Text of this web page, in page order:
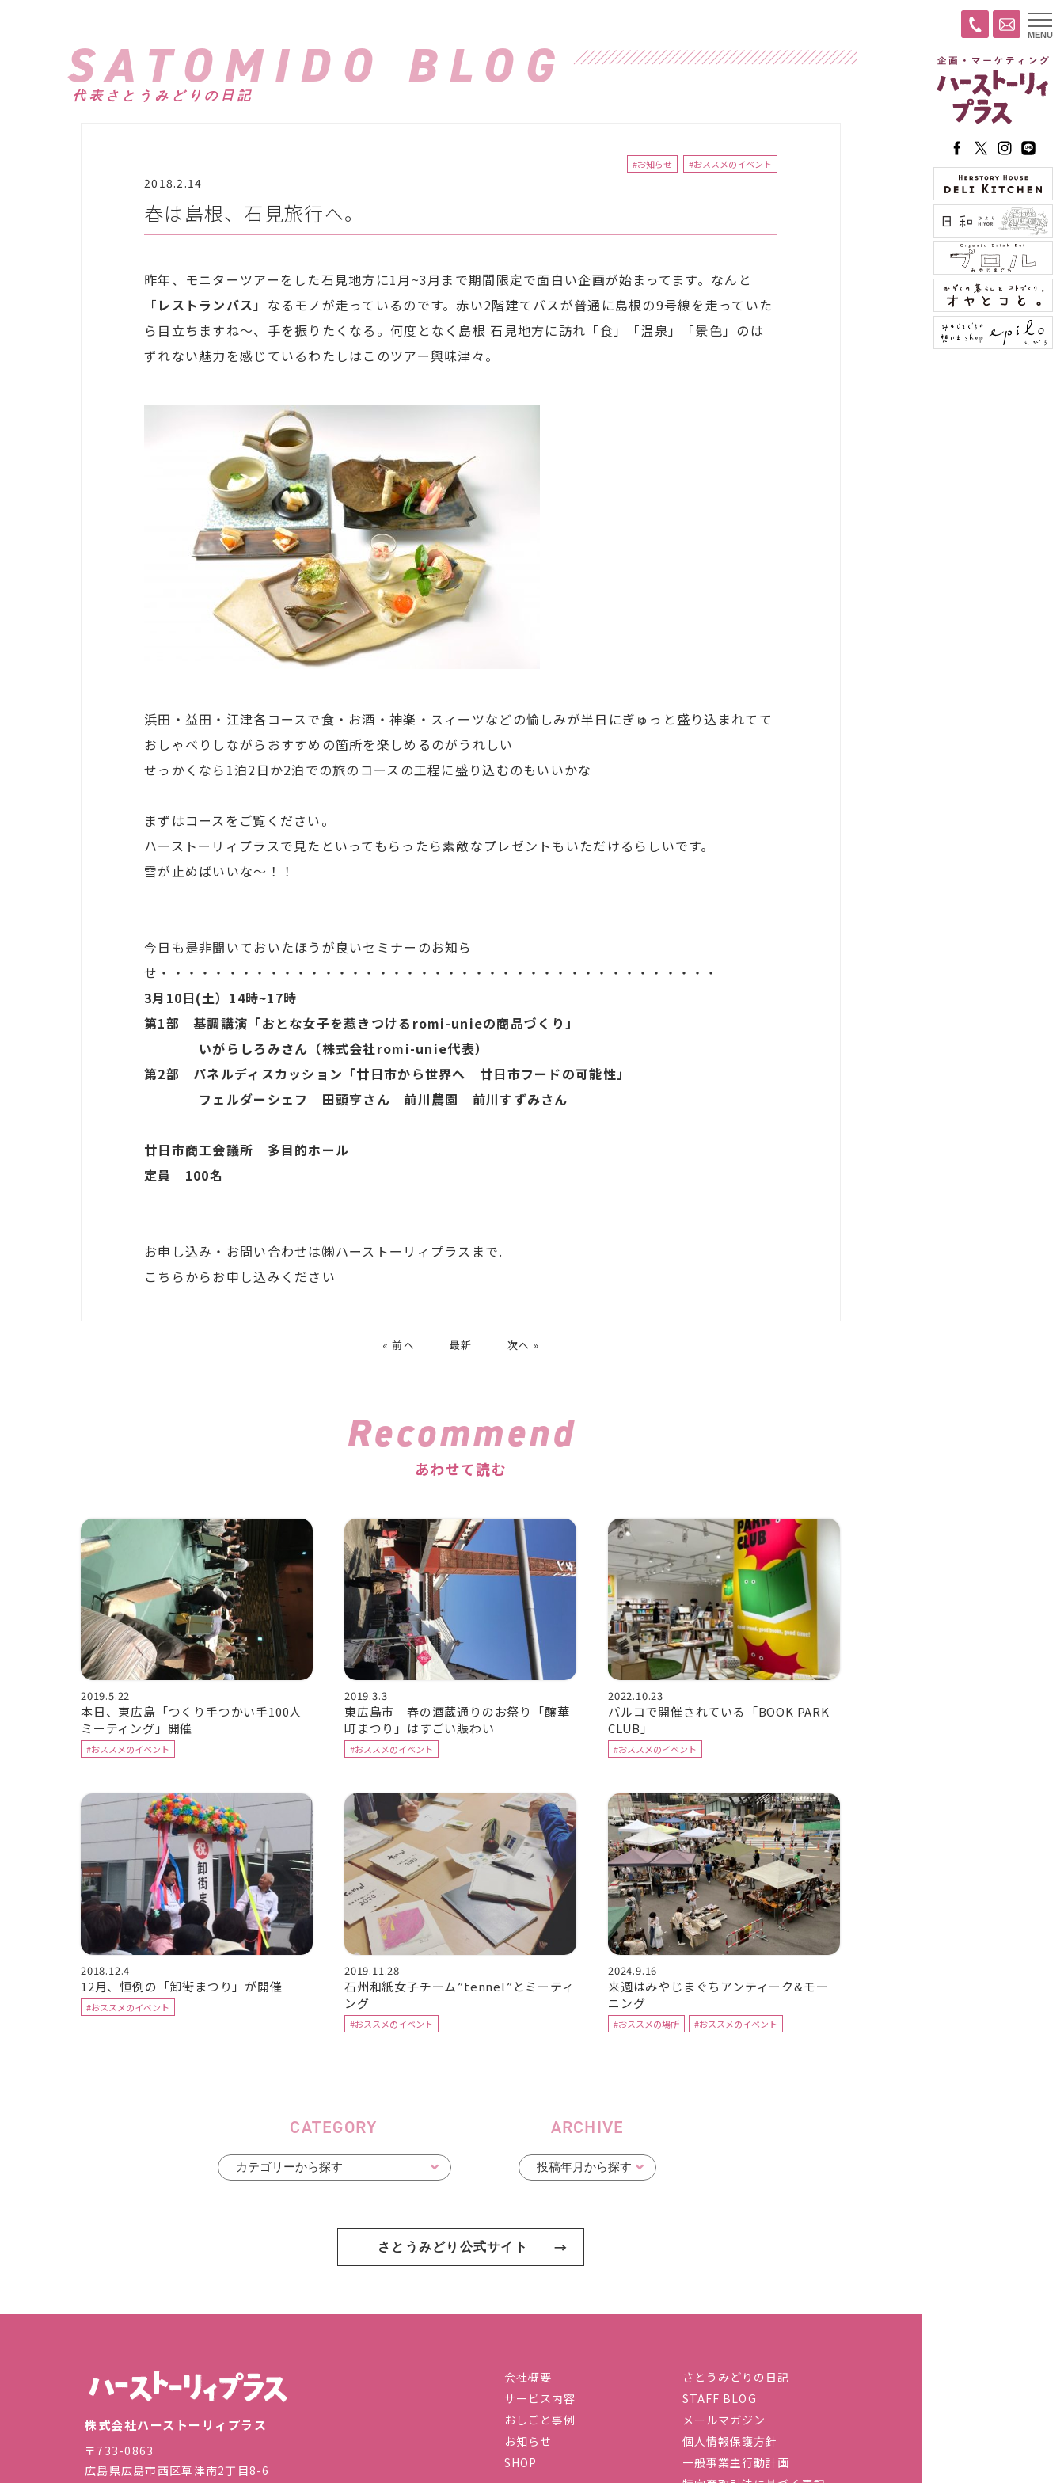
SATOMIDO BLOG
代表さとうみどりの日記
#お知らせ #おススメのイベント
2018.2.14
春は島根、石見旅行へ。
昨年、モニターツアーをした石見地方に1月~3月まで期間限定で面白い企画が始まってます。なんと
「 レストランバス 」なるモノが走っているのです。赤い2階建てバスが普通に島根の9号線を走っていた
ら目立ちますね～、手を振りたくなる。何度となく島根 石見地方に訪れ「食」「温泉」「景色」のは
ずれない魅力を感じているわたしはこのツアー興味津々。
浜田・益田・江津各コースで食・お酒・神楽・スィーツなどの愉しみが半日にぎゅっと盛り込まれてて
おしゃべりしながらおすすめの箇所を楽しめるのがうれしい
せっかくなら1泊2日か2泊での旅のコースの工程に盛り込むのもいいかな
まずはコースをご覧く ださい。
ハーストーリィプラスで見たといってもらったら素敵なプレゼントもいただけるらしいです。
雪が止めばいいな～！！
今日も是非聞いておいたほうが良いセミナーのお知ら
せ・・・・・・・・・・・・・・・・・・・・・・・・・・・・・・・・・・・・・・・・・
3月10日(土）14時~17時
第1部 基調講演「おとな女子を惹きつけるromi-unieの商品づくり」
いがらしろみさん（株式会社romi-unie代表）
第2部 パネルディスカッション「廿日市から世界へ 廿日市フードの可能性」
フェルダーシェフ 田頭亨さん 前川農園 前川すずみさん
廿日市商工会議所 多目的ホール
定員 100名
お申し込み・お問い合わせは㈱ハーストーリィプラスまで.
こちらからお申し込みください
« 前へ 最新 次へ »
Recommend
あわせて読む
2019.5.22
本日、東広島「つくり手つかい手100人
ミーティング」開催
#おススメのイベント
2019.3.3
東広島市 春の酒蔵通りのお祭り「醸華
町まつり」はすごい賑わい
#おススメのイベント
2022.10.23
パルコで開催されている「BOOK PARK
CLUB」
#おススメのイベント
2018.12.4
12月、恒例の「卸街まつり」が開催
#おススメのイベント
2019.11.28
石州和紙女子チーム”tennel”とミーティ
ング
#おススメのイベント
2024.9.16
来週はみやじまぐちアンティーク&モー
ニング
#おススメの場所 #おススメのイベント
CATEGORY ARCHIVE
さとうみどり公式サイト
会社概要
サービス内容
おしごと事例
お知らせ
SHOP
さとうみどりの日記
STAFF BLOG
メールマガジン
個人情報保護方針
一般事業主行動計画
株式会社ハーストーリィプラス
株式会社ハーストーリィプラス
〒733-0863
広島県広島市西区草津南2丁目8-6
t
o
g
e
n
t
o
n
MENU